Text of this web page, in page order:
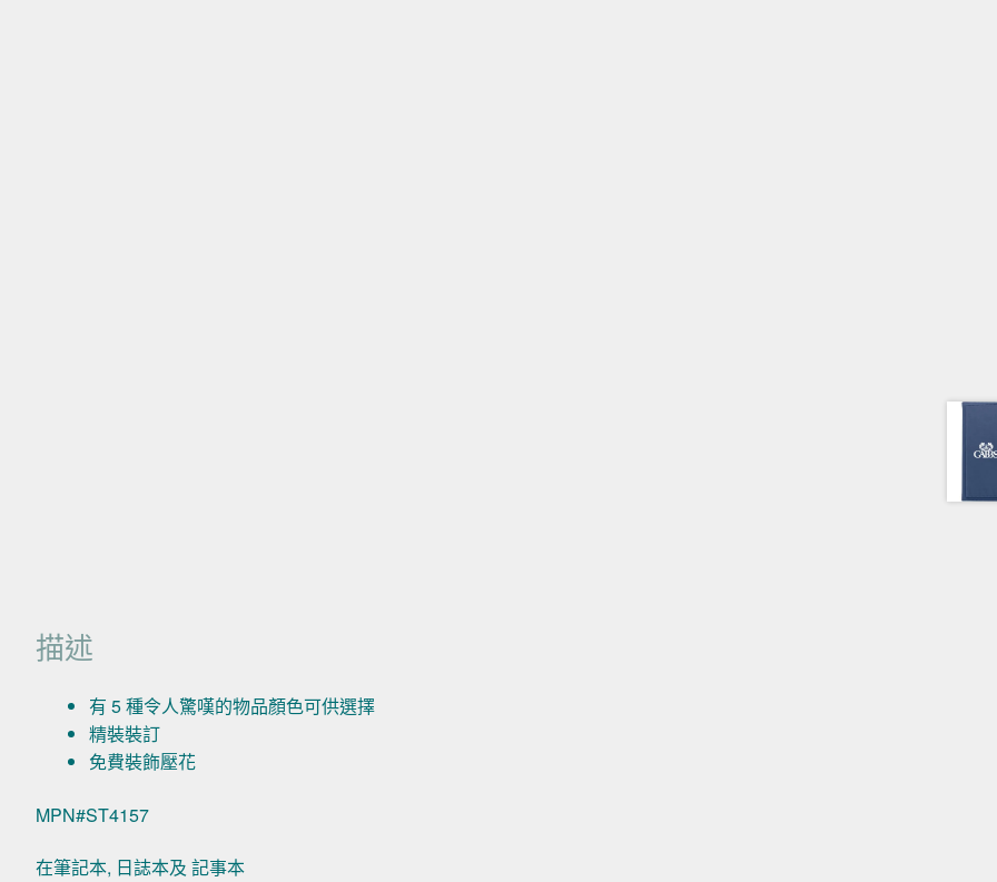
描述
有 5 種令人驚嘆的物品顏色可供選擇
精裝裝訂
免費裝飾壓花
MPN#ST4157
在筆記本, 日誌本及 記事本